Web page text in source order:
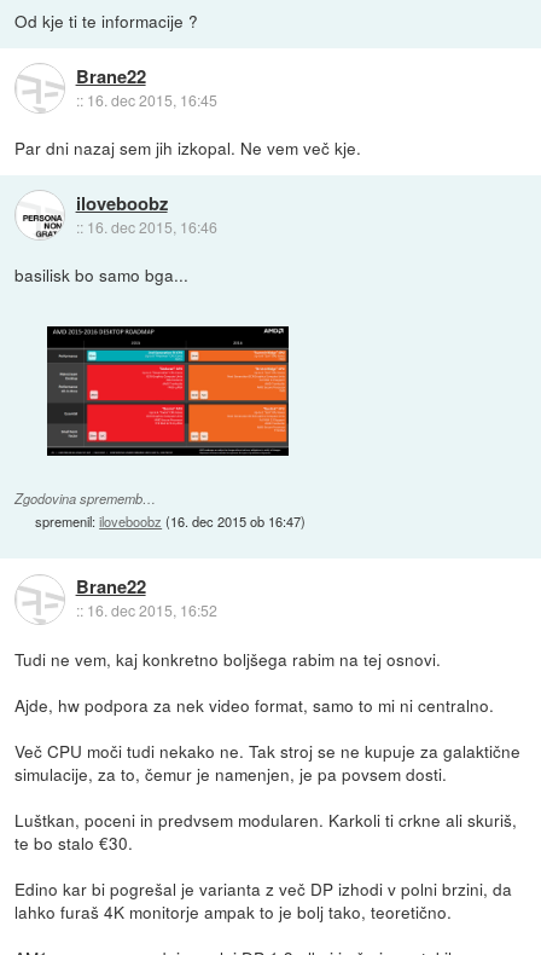
Od kje ti te informacije ?
Brane22
:: 16. dec 2015, 16:45
Par dni nazaj sem jih izkopal. Ne vem več kje.
iloveboobz
:: 16. dec 2015, 16:46
basilisk bo samo bga...
Zgodovina sprememb…
spremenil:iloveboobz (16. dec 2015 ob 16:47)
Brane22
:: 16. dec 2015, 16:52
Tudi ne vem, kaj konkretno boljšega rabim na tej osnovi.
Ajde, hw podpora za nek video format, samo to mi ni centralno.
Več CPU moči tudi nekako ne. Tak stroj se ne kupuje za galaktične
simulacije, za to, čemur je namenjen, je pa povsem dosti.
Luštkan, poceni in predvsem modularen. Karkoli ti crkne ali skuriš,
te bo stalo €30.
Edino kar bi pogrešal je varianta z več DP izhodi v polni brzini, da
lahko furaš 4K monitorje ampak to je bolj tako, teoretično.